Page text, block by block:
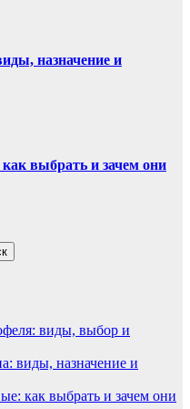
назначение и
выбрать и зачем они
виды, выбор и
виды, назначение и
как выбрать и зачем они